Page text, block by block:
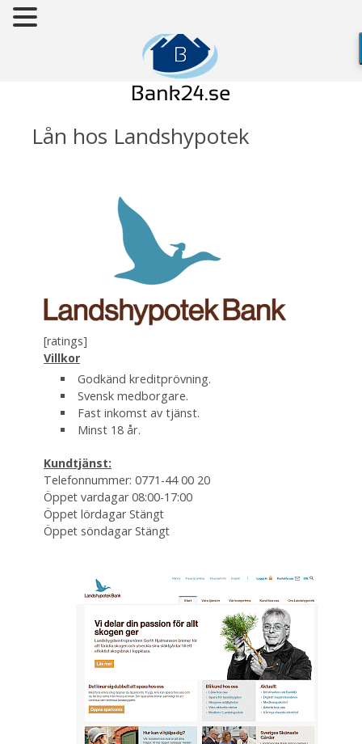
Lån hos Landshypotek
[ratings]
Villkor
Godkänd kreditprövning.
Svensk medborgare.
Fast inkomst av tjänst.
Minst 18 år.
Kundtjänst:
Telefonnummer: 0771-44 00 20
Öppet vardagar 08:00-17:00
Öppet lördagar Stängt
Öppet söndagar Stängt